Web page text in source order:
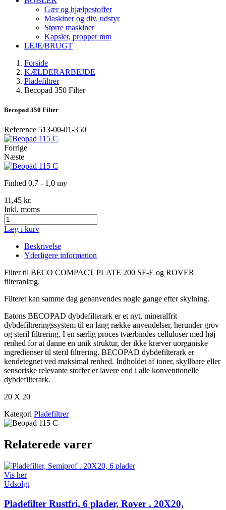
Gær og hjælpestoffer
Maskiner og div. udstyr
Større maskiner
Kapsler, propper mm
LEJE/BRUGT
Forside
KÆLDERARBEJDE
Pladefiltrer
Becopad 350 Filter
Becopad 350 Filter
Reference 513-00-01-350
Forrige
Næste
Finhed 0,7 - 1,0 my
11,45 kr.
Inkl. moms
Læg i kurv
Beskrivelse
Yderligere information
Filter til BECO COMPACT PLATE 200 SF-E og ROVER
filteranlæg.
Filteret kan samme dag genanvendes nogle gange efter skylning.
Eatons BECOPAD dybdefilterark er et nyt, mineralfrit
dybdefiltreringssystem til en lang række anvendelser, herunder grov
og steril filtrering. I en særlig proces tværbindes celluloser med høj
renhed for at danne en unik struktur, der ikke kræver uorganiske
ingredienser til steril filtrering. BECOPAD dybdefilterark er
kendetegnet ved maksimal renhed. Indholdet af ioner, skyllbare eller
sensoriske relevante stoffer er lavere end i alle konventionelle
dybdefilterark.
20 X 20
Kategori Pladefiltrer
Relaterede varer
Vis her
Udsolgt
Pladefilter Rustfri, 6 plader, Rover . 20X20,